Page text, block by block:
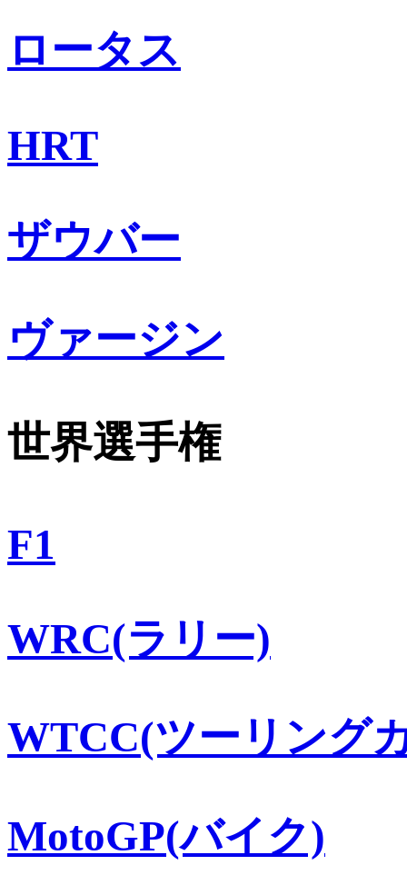
ロータス
HRT
ザウバー
ヴァージン
世界選手権
F1
WRC(ラリー)
WTCC(ツーリング
MotoGP(バイク)